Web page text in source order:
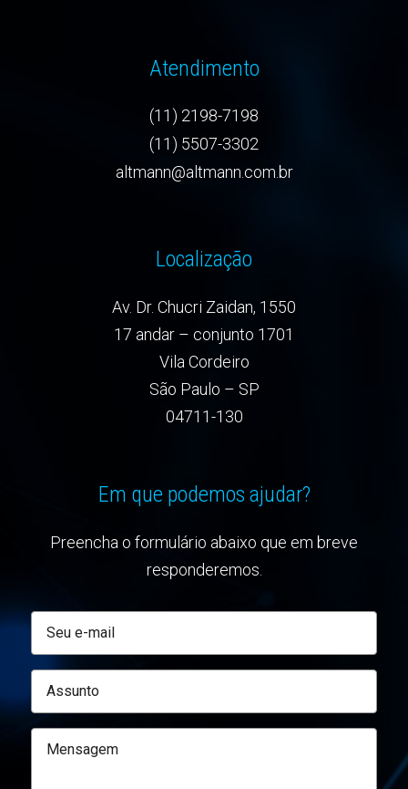
Atendimento
(11) 2198-7198
(11) 5507-3302
altmann@altmann.com.br
Localização
Av. Dr. Chucri Zaidan, 1550
17 andar – conjunto 1701
Vila Cordeiro
São Paulo – SP
04711-130
Em que podemos ajudar?
Preencha o formulário abaixo que em breve
responderemos.